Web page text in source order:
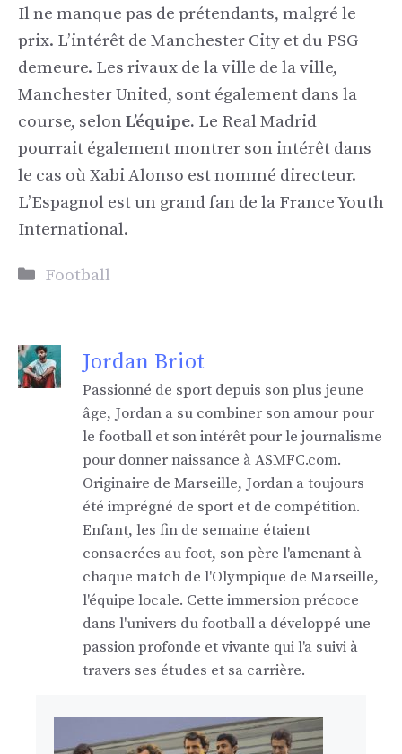
Il ne manque pas de prétendants, malgré le
prix. L’intérêt de Manchester City et du PSG
demeure. Les rivaux de la ville de la ville,
Manchester United, sont également dans la
course, selon L’équipe. Le Real Madrid
pourrait également montrer son intérêt dans
le cas où Xabi Alonso est nommé directeur.
L’Espagnol est un grand fan de la France Youth
International.
Catégories
Football
Jordan Briot
Passionné de sport depuis son plus jeune
âge, Jordan a su combiner son amour pour
le football et son intérêt pour le journalisme
pour donner naissance à ASMFC.com.
Originaire de Marseille, Jordan a toujours
été imprégné de sport et de compétition.
Enfant, les fin de semaine étaient
consacrées au foot, son père l'amenant à
chaque match de l'Olympique de Marseille,
l'équipe locale. Cette immersion précoce
dans l'univers du football a développé une
passion profonde et vivante qui l'a suivi à
travers ses études et sa carrière.